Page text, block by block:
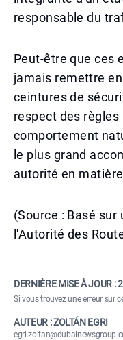
responsable du
Peut-être que ces
jamais remettre
ceintures de
respect des
comportement
le plus grand
autorité en
(Source : Basé
l'Autorité des
DERNIÈRE MISE À JOUR :
Si vous trouvez une erreur sur
AUTEUR : ZOLTÁN EGRI